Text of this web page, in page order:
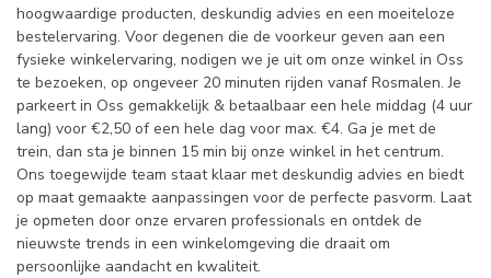
hoogwaardige producten, deskundig advies en een moeiteloze
bestelervaring. Voor degenen die de voorkeur geven aan een
fysieke winkelervaring, nodigen we je uit om onze winkel in Oss
te bezoeken, op ongeveer 20 minuten rijden vanaf Rosmalen. Je
parkeert in Oss gemakkelijk & betaalbaar een hele middag (4 uur
lang) voor €2,50 of een hele dag voor max. €4. Ga je met de
trein, dan sta je binnen 15 min bij onze winkel in het centrum.
Ons toegewijde team staat klaar met deskundig advies en biedt
op maat gemaakte aanpassingen voor de perfecte pasvorm. Laat
je opmeten door onze ervaren professionals en ontdek de
nieuwste trends in een winkelomgeving die draait om
persoonlijke aandacht en kwaliteit.